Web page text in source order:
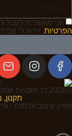
אני מאשר.ת לקבל
הפרטיות, וידוע לי
©2026 כל הזכויות שמורות ל״קקאו הגליל״
תקנון,
אפיון עיצוב ופיתוח -